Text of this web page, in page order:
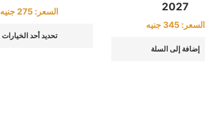
2027
السعر:345 جنيه
إضافة إلى السلة
السعر: 275جنيه
تحديد أحد الخيارات